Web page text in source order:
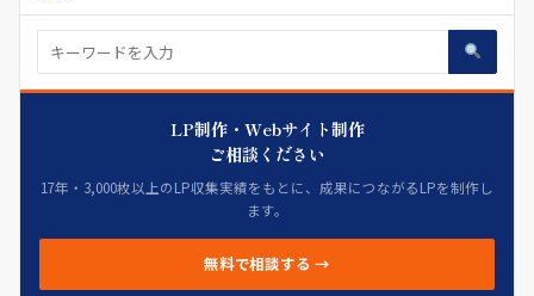
LP制作・Webサイト制作
ご相談ください
17年・3,000枚以上のLP収集実績をもとに、成果につながるLPを制作し
ます。
無料で相談する →